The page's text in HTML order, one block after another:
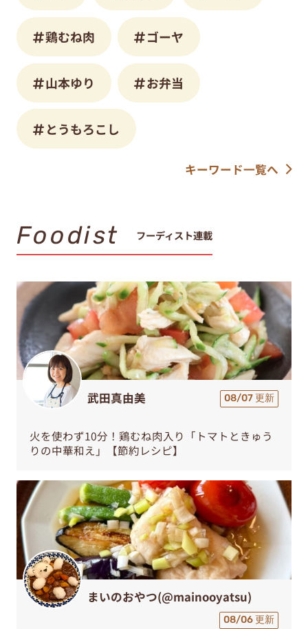
鶏むね肉 ゴーヤ
山本ゆり お弁当
とうもろこし
キーワード一覧へ
Foodist フーディスト連載
武田真由美 08/07 更新
火を使わず10分！鶏むね肉入り「トマトときゅう
りの中華和え」【節約レシピ】
まいのおやつ(@mainooyatsu)
08/06 更新